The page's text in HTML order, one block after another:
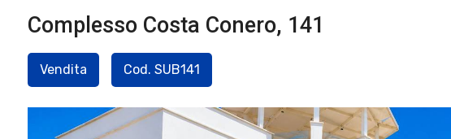
Complesso Costa Conero, 141
Vendita Cod. SUB141